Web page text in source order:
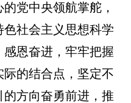
党中央领航掌舵，
社会主义思想科学
恩奋进，牢牢把握
的结合点，坚定不
方向奋勇前进，推